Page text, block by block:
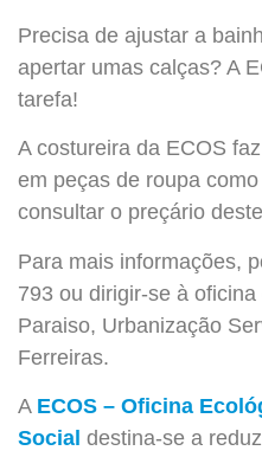
Precisa de ajustar a
apertar umas calças? A
tarefa!
A costureira da ECOS
em peças de roupa
consultar o preçário
Para mais informações,
793 ou dirigir-se à
Paraiso, Urbanização
Ferreiras.
A ECOS – Oficina
Social destina-se a